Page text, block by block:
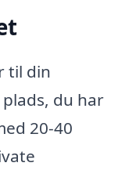
til din
du har
20-40